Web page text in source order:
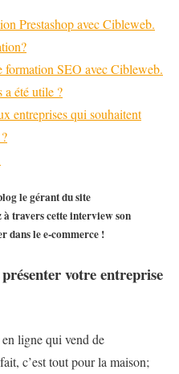
Prestashop avec Cibleweb.
formation SEO avec Cibleweb.
a été utile ?
entreprises qui souhaitent
le gérant du site
à travers cette interview son
dans le e-commerce !
votre entreprise
ligne qui vend de
c’est tout pour la maison;